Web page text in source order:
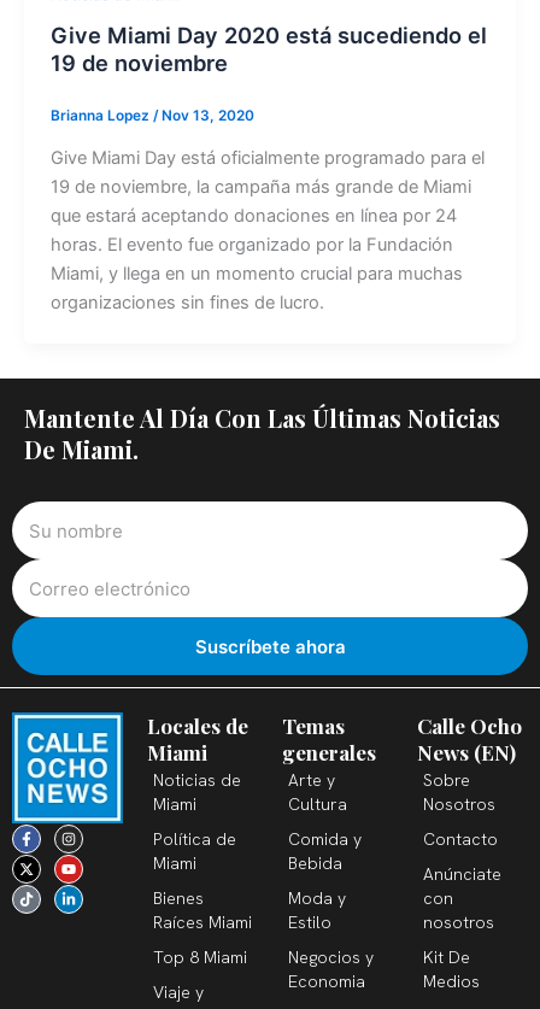
Give Miami Day 2020 está sucediendo el
19 de noviembre
Brianna Lopez /Nov 13, 2020
Give Miami Day está oficialmente programado para el
19 de noviembre, la campaña más grande de Miami
que estará aceptando donaciones en línea por 24
horas. El evento fue organizado por la Fundación
Miami, y llega en un momento crucial para muchas
organizaciones sin fines de lucro.
Mantente Al Día Con Las Últimas Noticias
De Miami.
F
a
c
e
b
o
o
I
n
s
t
a
g
r
X
-
t
w
i
t
t
Y
o
u
t
u
b
e
T
i
k
t
o
k
L
i
n
k
e
d
i
Locales de
Miami
Noticias de
Miami
Política de
Miami
Bienes
Raíces Miami
Top 8 Miami
Viaje y
Temas
generales
Arte y
Cultura
Comida y
Bebida
Moda y
Estilo
Negocios y
Economia
Calle Ocho
News (EN)
Sobre
Nosotros
Contacto
Anúnciate
con
nosotros
Kit De
Medios